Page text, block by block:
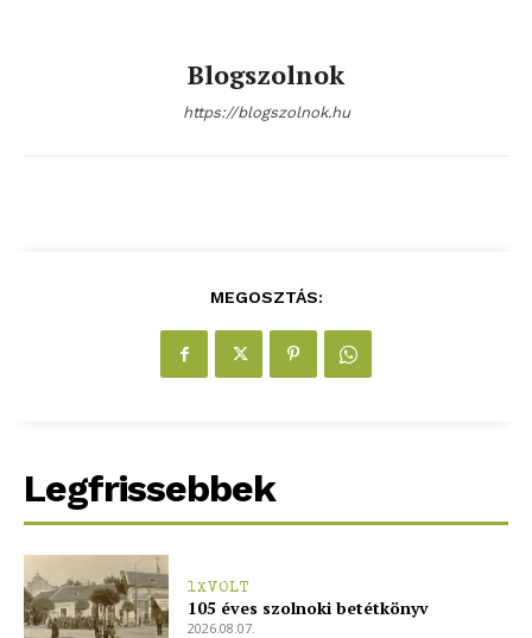
blogSZOLNOK
ELŐFIZETÉS
Hasznos
Blogszolnok
https://blogszolnok.hu
MEGOSZTÁS:
Legfrissebbek
1XVOLT
105 éves szolnoki betétkönyv
2026.08.07.